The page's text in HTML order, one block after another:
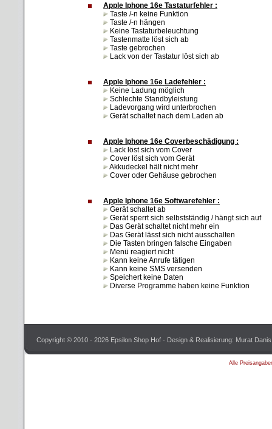
Apple Iphone 16e Tastaturfehler :
Taste /-n keine Funktion
Taste /-n hängen
Keine Tastaturbeleuchtung
Tastenmatte löst sich ab
Taste gebrochen
Lack von der Tastatur löst sich ab
Apple Iphone 16e Ladefehler :
Keine Ladung möglich
Schlechte Standbyleistung
Ladevorgang wird unterbrochen
Gerät schaltet nach dem Laden ab
Apple Iphone 16e Coverbeschädigung :
Lack löst sich vom Cover
Cover löst sich vom Gerät
Akkudeckel hält nicht mehr
Cover oder Gehäuse gebrochen
Apple Iphone 16e Softwarefehler :
Gerät schaltet ab
Gerät sperrt sich selbstständig / hängt sich auf
Das Gerät schaltet nicht mehr ein
Das Gerät lässt sich nicht ausschalten
Die Tasten bringen falsche Eingaben
Menü reagiert nicht
Kann keine Anrufe tätigen
Kann keine SMS versenden
Speichert keine Daten
Diverse Programme haben keine Funktion
Copyright © 2010 - 2026 Epsilon Shop Hof - Design & Realisierung: Murat Danis
Alle